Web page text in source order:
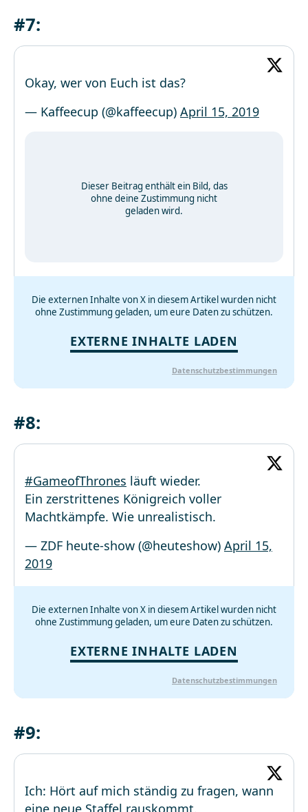
#7:
Okay, wer von Euch ist das?
— Kaffeecup (@kaffeecup) April 15, 2019
Dieser Beitrag enthält ein Bild, das
ohne deine Zustimmung nicht
geladen wird.
Die externen Inhalte von X in diesem Artikel wurden nicht
ohne Zustimmung geladen, um eure Daten zu schützen.
EXTERNE INHALTE LADEN
Datenschutzbestimmungen
#8:
#GameofThrones läuft wieder.
Ein zerstrittenes Königreich voller
Machtkämpfe. Wie unrealistisch.
— ZDF heute-show (@heuteshow) April 15,
2019
Die externen Inhalte von X in diesem Artikel wurden nicht
ohne Zustimmung geladen, um eure Daten zu schützen.
EXTERNE INHALTE LADEN
Datenschutzbestimmungen
#9:
Ich: Hört auf mich ständig zu fragen, wann
eine neue Staffel rauskommt.